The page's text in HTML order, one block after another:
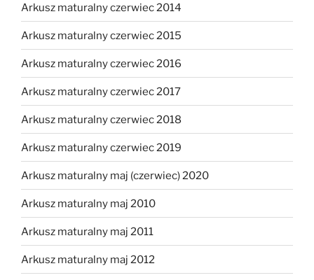
Arkusz maturalny czerwiec 2014
Arkusz maturalny czerwiec 2015
Arkusz maturalny czerwiec 2016
Arkusz maturalny czerwiec 2017
Arkusz maturalny czerwiec 2018
Arkusz maturalny czerwiec 2019
Arkusz maturalny maj (czerwiec) 2020
Arkusz maturalny maj 2010
Arkusz maturalny maj 2011
Arkusz maturalny maj 2012